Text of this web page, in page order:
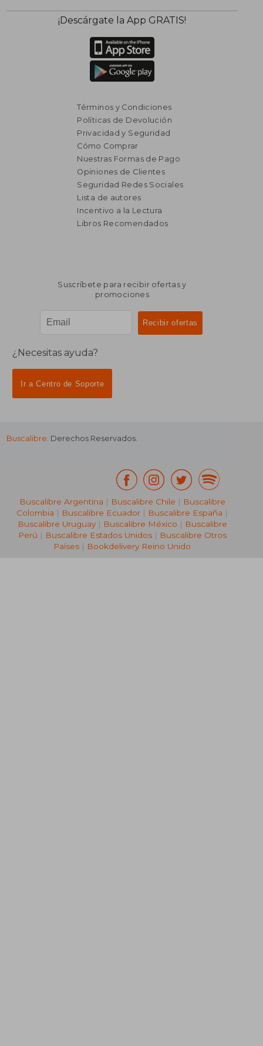
₡ 11.882
₡ 13.961
¡Descárgate la App GRATIS!
Términos y Condiciones
Políticas de Devolución
Privacidad y Seguridad
Cómo Comprar
Nuestras Formas de Pago
Opiniones de Clientes
Seguridad Redes Sociales
Lista de autores
Incentivo a la Lectura
Libros Recomendados
Suscríbete para recibir ofertas y
promociones
¿Necesitas ayuda?
Ir a Centro de Soporte
Buscalibre. Derechos Reservados.
Buscalibre Argentina | Buscalibre Chile | Buscalibre
Colombia | Buscalibre Ecuador | Buscalibre España |
Buscalibre Uruguay| Buscalibre México | Buscalibre
Perú | Buscalibre Estados Unidos| Buscalibre Otros
Países | Bookdelivery Reino Unido